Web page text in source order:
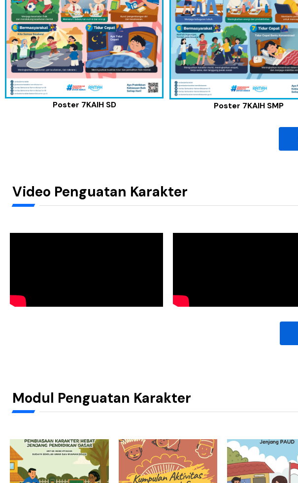
Poster 7KAIH SD Poster 7KAIH SMP
Video Penguatan Karakter
Modul Penguatan Karakter